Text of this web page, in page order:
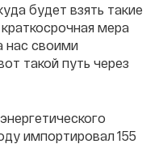
будет взять такие
мера
нас своими
такой путь через
импортировал 155